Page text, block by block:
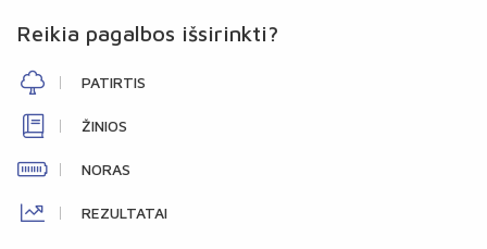
Reikia pagalbos išsirinkti?
PATIRTIS
ŽINIOS
NORAS
REZULTATAI